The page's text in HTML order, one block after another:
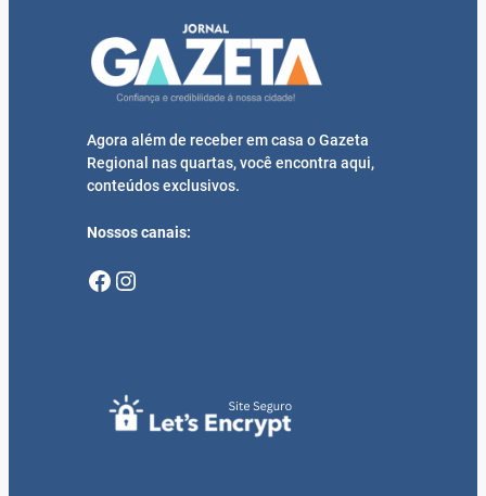
Agora além de receber em casa o Gazeta
Regional nas quartas, você encontra aqui,
conteúdos exclusivos.
Nossos canais:
Facebook Instagram